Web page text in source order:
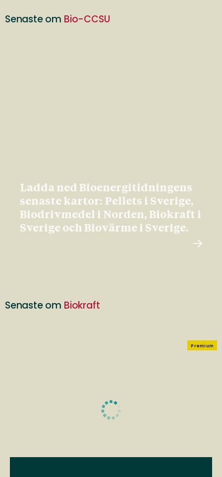
Senaste om Bio-CCSU
Ladda ned Bioenergitidningens
senaste kartor: Pellets i Sverige,
Biodrivmedel i Norden, Biokraft i
Sverige och Biovärme i Sverige.
Senaste om Biokraft
Premium